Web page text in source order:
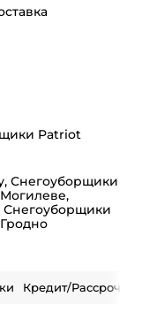
Patriot
, Снегоуборщики
,
Снегоуборщики
Кредит/Рассрочка